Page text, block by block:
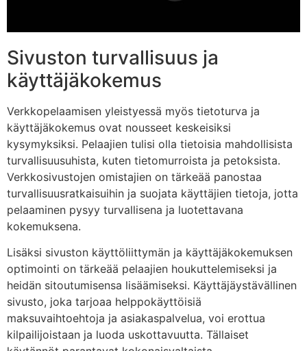
Sivuston turvallisuus ja
käyttäjäkokemus
Verkkopelaamisen yleistyessä myös tietoturva ja
käyttäjäkokemus ovat nousseet keskeisiksi
kysymyksiksi. Pelaajien tulisi olla tietoisia mahdollisista
turvallisuusuhista, kuten tietomurroista ja petoksista.
Verkkosivustojen omistajien on tärkeää panostaa
turvallisuusratkaisuihin ja suojata käyttäjien tietoja, jotta
pelaaminen pysyy turvallisena ja luotettavana
kokemuksena.
Lisäksi sivuston käyttöliittymän ja käyttäjäkokemuksen
optimointi on tärkeää pelaajien houkuttelemiseksi ja
heidän sitoutumisensa lisäämiseksi. Käyttäjäystävällinen
sivusto, joka tarjoaa helppokäyttöisiä
maksuvaihtoehtoja ja asiakaspalvelua, voi erottua
kilpailijoistaan ja luoda uskottavuutta. Tällaiset